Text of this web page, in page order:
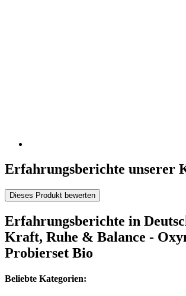
Erfahrungsberichte unserer
Dieses Produkt bewerten
Erfahrungsberichte in
Kraft, Ruhe & Balance -
Probierset Bio
Beliebte Kategorien: